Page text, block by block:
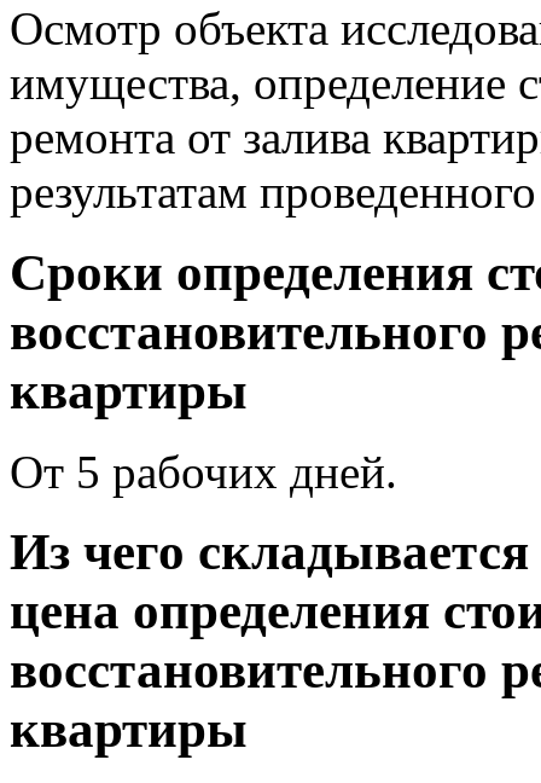
Осмотр объекта
имущества, определение
ремонта от залива
результатам
Сроки определения
восстановительного
квартиры
От 5 рабочих дней.
Из чего складывается
цена определения
восстановительного
квартиры